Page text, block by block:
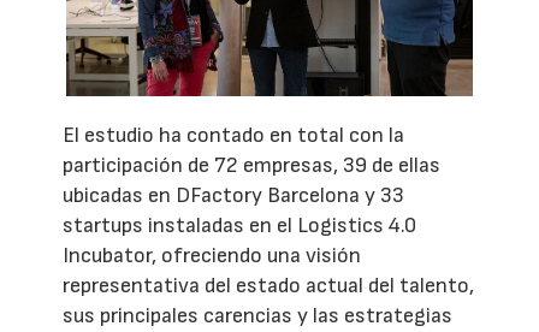
El estudio ha contado en total con la
participación de 72 empresas, 39 de ellas
ubicadas en DFactory Barcelona y 33
startups instaladas en el Logistics 4.0
Incubator, ofreciendo una visión
representativa del estado actual del talento,
sus principales carencias y las estrategias